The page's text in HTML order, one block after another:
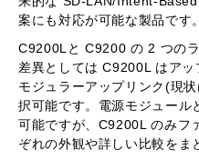
案にも対応が可能な製品です。
C9200Lと C9200 の 2 つの
差異としては C9200L はア
モジュラーアップリンク(現
択可能です。電源モジュール
可能ですが、C9200L のみフ
ぞれの外観や詳しい比較をま